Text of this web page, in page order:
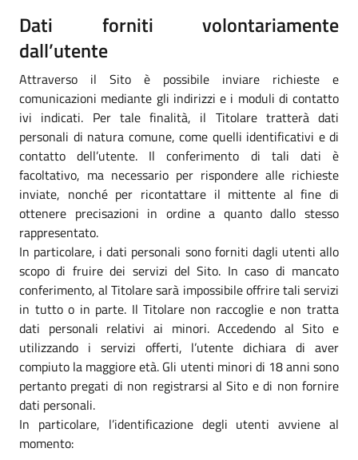
Dati forniti volontariamente
dall’utente
Attraverso il Sito è possibile inviare richieste e
comunicazioni mediante gli indirizzi e i moduli di contatto
ivi indicati. Per tale finalità, il Titolare tratterà dati
personali di natura comune, come quelli identificativi e di
contatto dell’utente. Il conferimento di tali dati è
facoltativo, ma necessario per rispondere alle richieste
inviate, nonché per ricontattare il mittente al fine di
ottenere precisazioni in ordine a quanto dallo stesso
rappresentato.
In particolare, i dati personali sono forniti dagli utenti allo
scopo di fruire dei servizi del Sito. In caso di mancato
conferimento, al Titolare sarà impossibile offrire tali servizi
in tutto o in parte. Il Titolare non raccoglie e non tratta
dati personali relativi ai minori. Accedendo al Sito e
utilizzando i servizi offerti, l’utente dichiara di aver
compiuto la maggiore età. Gli utenti minori di 18 anni sono
pertanto pregati di non registrarsi al Sito e di non fornire
dati personali.
In particolare, l’identificazione degli utenti avviene al
momento: